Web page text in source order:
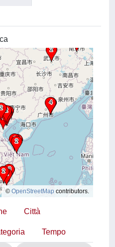
© OpenStreetMap contributors.
Città
Tempo